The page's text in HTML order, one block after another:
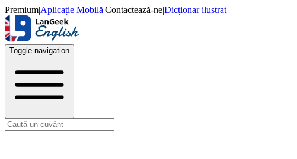
Premium|Aplicație Mobilă|Contactează-ne|Dicționar ilustrat
Toggle navigation